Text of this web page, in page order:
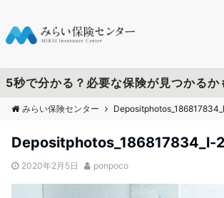
みらい保険センター
Depositphotos_186817834_l-
2020年2月5日 ponpoco